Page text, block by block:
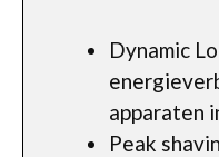
Dynamic
apparaten
Peak